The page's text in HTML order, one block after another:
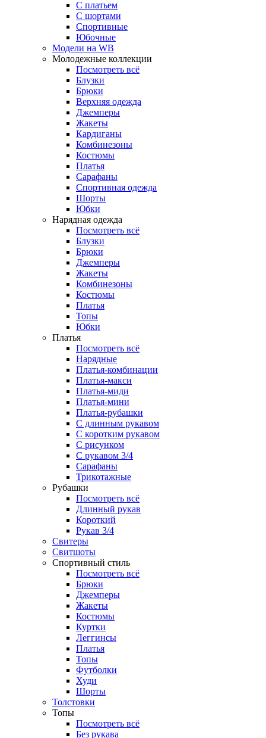
С платьем
С шортами
Спортивные
Юбочные
Модели на WB
Молодежные коллекции
Посмотреть всё
Блузки
Брюки
Верхняя одежда
Джемперы
Жакеты
Кардиганы
Комбинезоны
Костюмы
Платья
Сарафаны
Спортивная одежда
Шорты
Юбки
Нарядная одежда
Посмотреть всё
Блузки
Брюки
Джемперы
Жакеты
Комбинезоны
Костюмы
Платья
Топы
Юбки
Платья
Посмотреть всё
Нарядные
Платья-комбинации
Платья-макси
Платья-миди
Платья-мини
Платья-рубашки
С длинным рукавом
С коротким рукавом
С рисунком
С рукавом 3/4
Сарафаны
Трикотажные
Рубашки
Посмотреть всё
Длинный рукав
Короткий
Рукав 3/4
Свитеры
Свитшоты
Спортивный стиль
Посмотреть всё
Брюки
Джемперы
Жакеты
Костюмы
Куртки
Леггинсы
Платья
Топы
Футболки
Худи
Шорты
Толстовки
Топы
Посмотреть всё
Без рукава